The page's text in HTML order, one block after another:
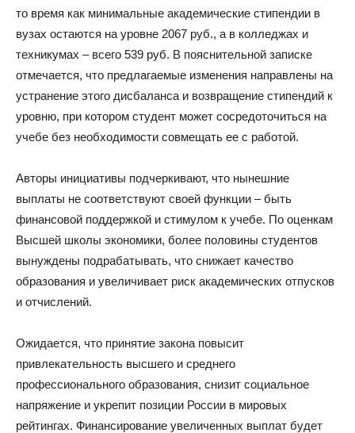
то время как минимальные академические стипендии в
вузах остаются на уровне 2067 руб., а в колледжах и
техникумах – всего 539 руб. В пояснительной записке
отмечается, что предлагаемые изменения направлены на
устранение этого дисбаланса и возвращение стипендий к
уровню, при котором студент может сосредоточиться на
учебе без необходимости совмещать ее с работой.
Авторы инициативы подчеркивают, что нынешние
выплаты не соответствуют своей функции – быть
финансовой поддержкой и стимулом к учебе. По оценкам
Высшей школы экономики, более половины студентов
вынуждены подрабатывать, что снижает качество
образования и увеличивает риск академических отпусков
и отчислений.
Ожидается, что принятие закона повысит
привлекательность высшего и среднего
профессионального образования, снизит социальное
напряжение и укрепит позиции России в мировых
рейтингах. Финансирование увеличенных выплат будет